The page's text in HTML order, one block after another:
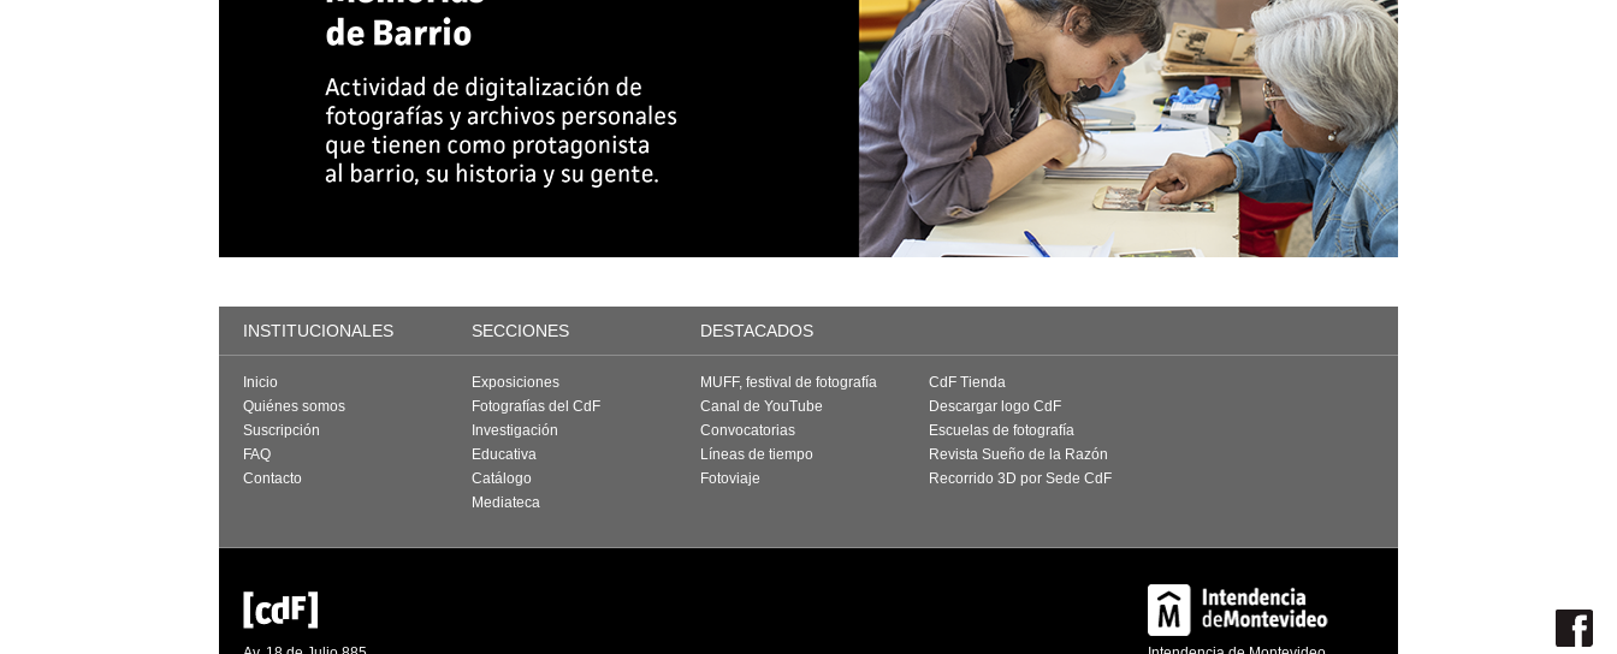
INSTITUCIONALES SECCIONES DESTACADOS
Inicio
Quiénes somos
Suscripción
FAQ
Contacto
Exposiciones
Fotografías del CdF
Investigación
Educativa
Catálogo
Mediateca
MUFF, festival de fotografía
Canal de YouTube
Convocatorias
Líneas de tiempo
Fotoviaje
CdF Tienda
Descargar logo CdF
Escuelas de fotografía
Revista Sueño de la Razón
Recorrido 3D por Sede CdF